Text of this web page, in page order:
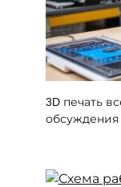
3D печать
обсуждения